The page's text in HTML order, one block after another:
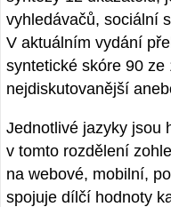
vyhledávačů, sociální
V aktuálním vydání
syntetické skóre 90
nejdiskutovanější
Jednotlivé jazyky jsou
v tomto rozdělení
na webové, mobilní,
spojuje dílčí hodnoty